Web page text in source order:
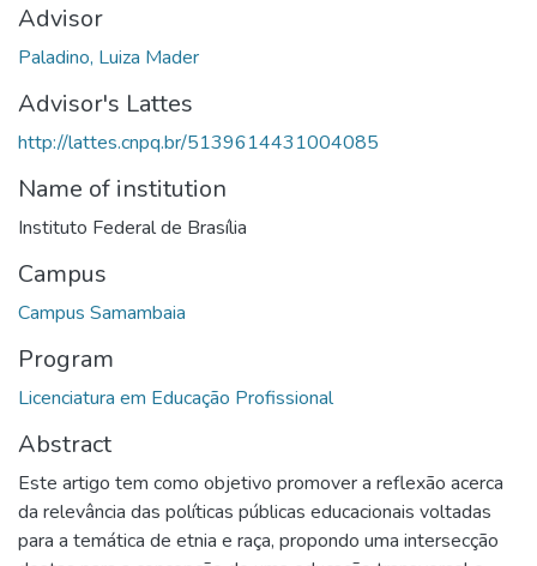
Advisor
Paladino, Luiza Mader
Advisor's Lattes
http://lattes.cnpq.br/5139614431004085
Name of institution
Instituto Federal de Brasília
Campus
Campus Samambaia
Program
Licenciatura em Educação Profissional
Abstract
Este artigo tem como objetivo promover a reflexão acerca
da relevância das políticas públicas educacionais voltadas
para a temática de etnia e raça, propondo uma intersecção